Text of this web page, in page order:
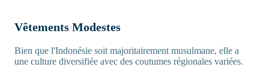
Vêtements Modestes
Bien que l'Indonésie soit majoritairement musulmane, elle a
une culture diversifiée avec des coutumes régionales variées.